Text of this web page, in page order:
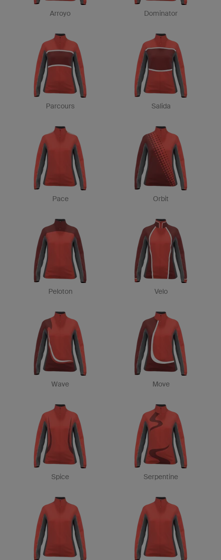
Arroyo Dominator
Parcours Salida
Pace Orbit
Peloton Velo
Wave Move
Spice Serpentine